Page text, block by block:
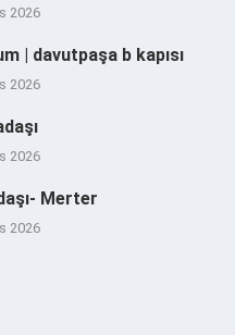
2026
| davutpaşa b kapısı
2026
2026
Merter
2026